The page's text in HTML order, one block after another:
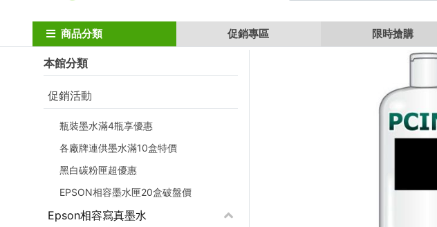
商品分類 促銷專區 限時搶購
Home 填充墨水 Epson相容寫真墨水 250ml 瓶裝墨水 EPSON 250cc 黑色瓶裝墨水
本館分類
促銷活動
瓶裝墨水滿4瓶享優惠
各廠牌連供墨水滿10盒特價
黑白碳粉匣超優惠
EPSON相容墨水匣20盒破盤價
Epson相容寫真墨水